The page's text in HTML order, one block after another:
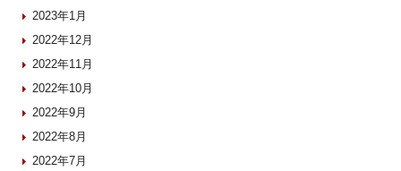
2023年1月
2022年12月
2022年11月
2022年10月
2022年9月
2022年8月
2022年7月